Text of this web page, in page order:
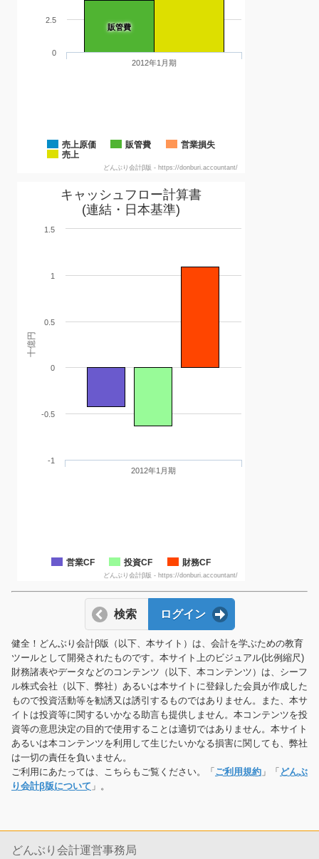
販管費
売上原価 販管費
営業損失
売上
2012年1月期
0
2.5
どんぶり会計β版 - https://donburi.accountant/
十億円
キャッシュフロー計算書
(連結・日本基準)
営業CF 投資CF 財務CF
2012年1月期
-1
-0.5
0
0.5
1
1.5
どんぶり会計β版 - https://donburi.accountant/
検索 ログイン
健全！どんぶり会計β版（以下、本サイト）は、会計を学ぶための教育
ツールとして開発されたものです。本サイト上のビジュアル(比例縮尺)
財務諸表やデータなどのコンテンツ（以下、本コンテンツ）は、シーフ
ル株式会社（以下、弊社）あるいは本サイトに登録した会員が作成した
もので投資活動等を勧誘又は誘引するものではありません。また、本サ
イトは投資等に関するいかなる助言も提供しません。本コンテンツを投
資等の意思決定の目的で使用することは適切ではありません。本サイト
あるいは本コンテンツを利用して生じたいかなる損害に関しても、弊社
は一切の責任を負いません。
ご利用にあたっては、こちらもご覧ください。「 ご利用規約 」「 どんぶ
り会計β版について 」。
どんぶり会計運営事務局